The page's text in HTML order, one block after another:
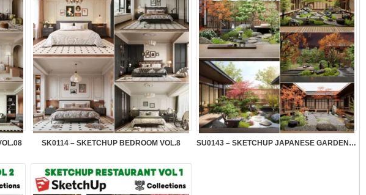
SK0114 – SKETCHUP BEDROOM VOL.8 SU0143 – SKETCHUP JAPANESE GARDEN VOL.1